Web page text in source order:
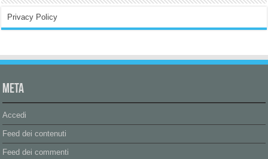
Privacy Policy
Meta
Accedi
Feed dei contenuti
Feed dei commenti